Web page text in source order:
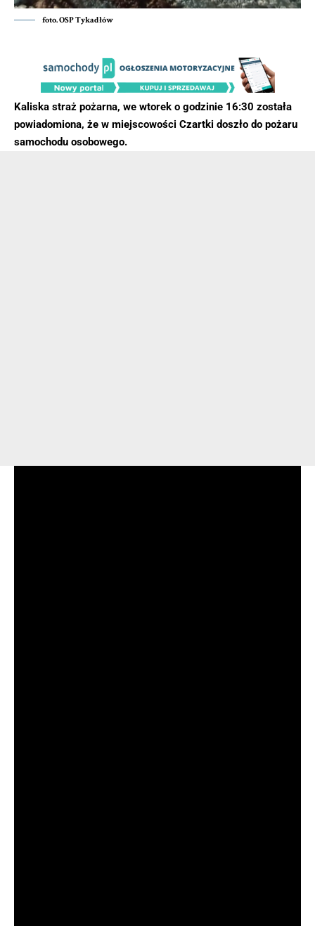
foto. OSP Tykadłów
Kaliska straż pożarna, we wtorek o godzinie 16:30 została
powiadomiona, że w miejscowości Czartki doszło do pożaru
samochodu osobowego.